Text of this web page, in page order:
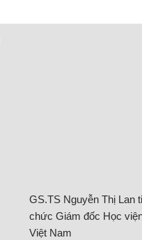
GS.TS Nguyễn Thị Lan
chức Giám đốc Học
Việt Nam